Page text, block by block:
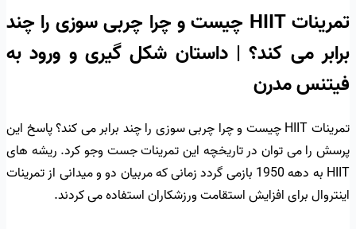
تمرینات HIIT چیست و چرا چربی سوزی را چند
برابر می کند؟ | داستان شکل گیری و ورود به
فیتنس مدرن
تمرینات HIIT چیست و چرا چربی سوزی را چند برابر می کند؟ پاسخ این
پرسش را می توان در تاریخچه این تمرینات جست وجو کرد. ریشه های
HIIT به دهه 1950 بازمی گردد زمانی که مربیان دو و میدانی از تمرینات
اینتروال برای افزایش استقامت ورزشکاران استفاده می کردند.